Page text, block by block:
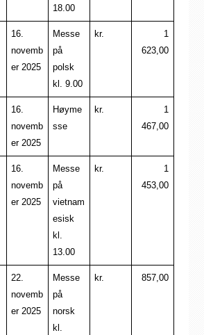
18.00
16.
novemb
er 2025
Messe
på
polsk
kl. 9.00
kr.
1
623,00
16.
novemb
er 2025
Høyme
sse
kr.
1
467,00
16.
novemb
er 2025
Messe
på
vietnam
esisk
kl.
13.00
kr.
1
453,00
22.
novemb
er 2025
Messe
på
norsk
kl.
kr. 857,00